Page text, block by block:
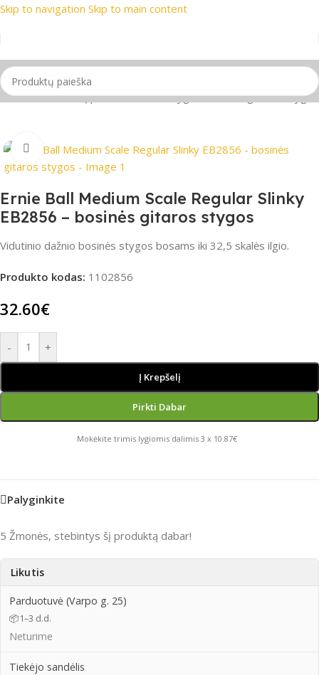
Skip to navigation Skip to main content
📦 Nemokamas
/Gitaros/Gitarų priedai/Gitaros stygos/Bosinės gitaros stygos
Spustelėkite, jei norite padidinti
Ernie Ball Medium Scale Regular Slinky
EB2856 – bosinės gitaros stygos
Vidutinio dažnio bosinės stygos bosams iki 32,5 skalės ilgio.
Produkto kodas: 1102856
32.60€
- +
Į Krepšelį
Pirkti Dabar
Mokėkite trimis lygiomis dalimis 3 x 10.87€
Palyginkite
5 Žmonės, stebintys šį produktą dabar!
Likutis
Parduotuvė (Varpo g. 25)
📦1–3 d.d.
Neturime
Tiekėjo sandėlis